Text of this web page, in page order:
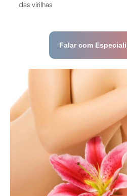
das virilhas
Falar com